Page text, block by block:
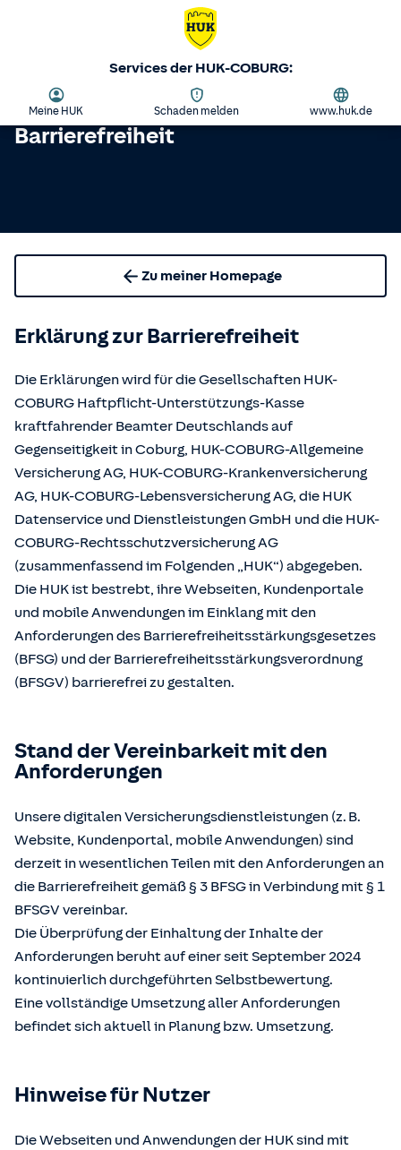
Services der HUK-COBURG:
Meine HUK Schaden melden www.huk.de
Barrierefreiheit
Zu meiner Homepage
Erklärung zur Barrierefreiheit
Die Erklärungen wird für die Gesellschaften HUK-
COBURG Haftpflicht-Unterstützungs-Kasse
kraftfahrender Beamter Deutschlands auf
Gegenseitigkeit in Coburg, HUK-COBURG-Allgemeine
Versicherung AG, HUK-COBURG-Krankenversicherung
AG, HUK-COBURG-Lebensversicherung AG, die HUK
Datenservice und Dienstleistungen GmbH und die HUK-
COBURG-Rechtsschutzversicherung AG
(zusammenfassend im Folgenden „HUK“) abgegeben.
Die HUK ist bestrebt, ihre Webseiten, Kundenportale
und mobile Anwendungen im Einklang mit den
Anforderungen des Barrierefreiheitsstärkungsgesetzes
(BFSG) und der Barrierefreiheitsstärkungsverordnung
(BFSGV) barrierefrei zu gestalten.
Stand der Vereinbarkeit mit den
Anforderungen
Unsere digitalen Versicherungsdienstleistungen (z. B.
Website, Kundenportal, mobile Anwendungen) sind
derzeit in wesentlichen Teilen mit den Anforderungen an
die Barrierefreiheit gemäß § 3 BFSG in Verbindung mit § 1
BFSGV vereinbar.
Die Überprüfung der Einhaltung der Inhalte der
Anforderungen beruht auf einer seit September 2024
kontinuierlich durchgeführten Selbstbewertung.
Eine vollständige Umsetzung aller Anforderungen
befindet sich aktuell in Planung bzw. Umsetzung.
Hinweise für Nutzer
Die Webseiten und Anwendungen der HUK sind mit